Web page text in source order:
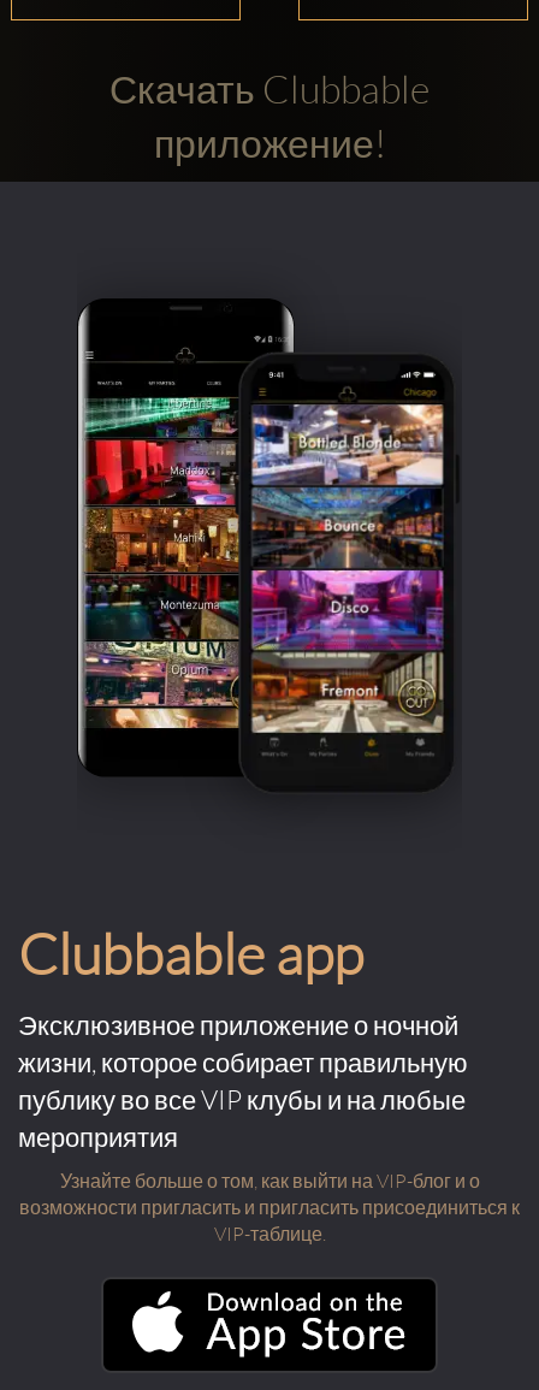
Скачать Clubbable
приложение!
Clubbable app
Эксклюзивное приложение о ночной
жизни, которое собирает правильную
публику во все VIP клубы и на любые
мероприятия
Узнайте больше о том, как выйти на VIP-блог и о
возможности пригласить и пригласить присоединиться к
VIP-таблице.